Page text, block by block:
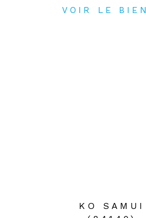
VOIR LE BIEN
KO SAMUI